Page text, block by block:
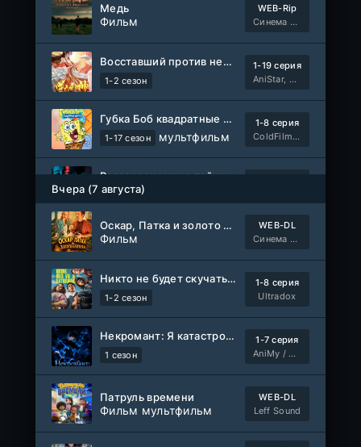
Медь
Фильм
WEB-Rip
Синема УС
Восставший против неба 2
1-2 сезон
1-19 серия
AniStar, AniMy / RuChiMe
Губка Боб квадратные штаны
1-17 сезон мультфильм
1-8 серия
ColdFilm, RuDub
Рассекреченные тайны с Дэвидом Духовны
1-2 сезон
Ночь длиною в век
1-8 серия
Оригинал
1-538
серия
ПВА ШОУ
Король ночи
1 сезон
1-17 серия
Сильнее дьявола
WEB-Rip
Вчера (7 августа)
Оскар, Патка и золото Балтики
Фильм
WEB-DL
Синема УС
Никто не будет скучать по нам
1-2 сезон
1-8 серия
Ultradox
Некромант: Я катастрофа
1 сезон
1-7 серия
AniMy / RuChiMe
Патруль времени
Фильм мультфильм
WEB-DL
Leff Sound